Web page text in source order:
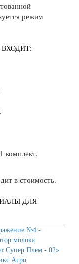
режим
комплект.
в стоимость.
ДЛЯ